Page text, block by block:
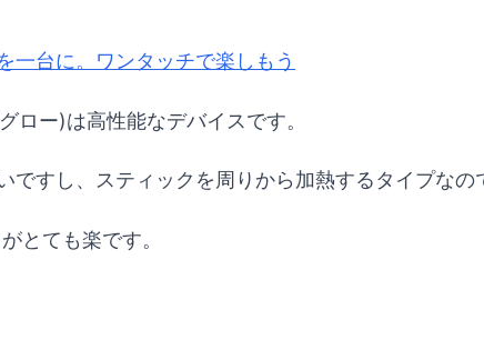
一台に。ワンタッチで楽しもう
ロー)は高性能なデバイスです。
すし、スティックを周りから加熱するタイプなの
とても楽です。